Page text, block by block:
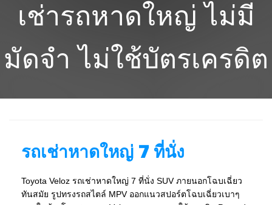
เช่ารถหาดใหญ่ ไม่มี
มัดจำ ไม่ใช้บัตรเครดิต
รถเช่าหาดใหญ่ 7 ที่นั่ง
Toyota Veloz รถเช่าหาดใหญ่ 7 ที่นั่ง SUV ภายนอกโฉบเฉี่ยว
ทันสมัย รูปทรงรถสไตล์ MPV ออกแนวสปอร์ตโฉบเฉี่ยวเบาๆ